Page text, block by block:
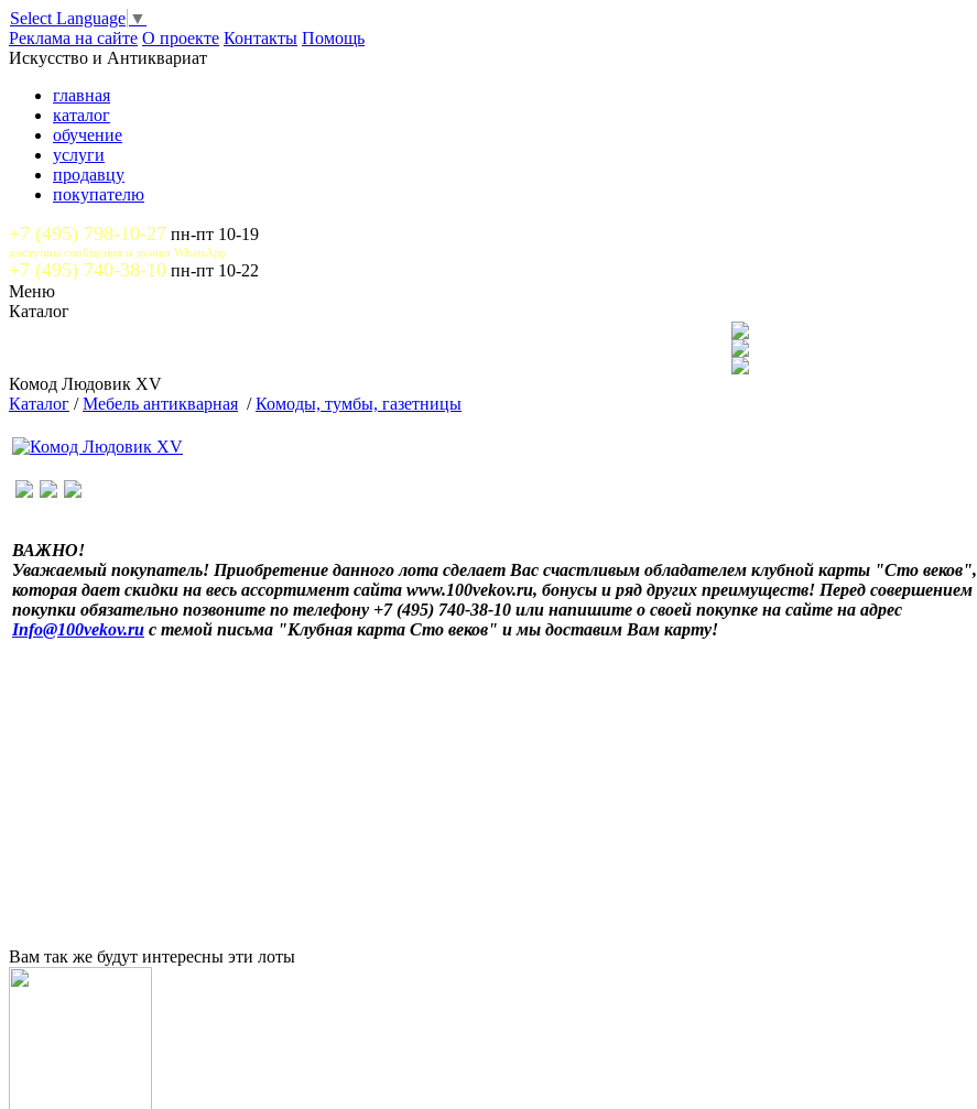
Select Language ▼
Реклама на сайте О проекте Контакты Помощь
Искусство и Антиквариат
главная
каталог
обучение
услуги
продавцу
покупателю
+7 (495) 798-10-27 пн-пт 10-19
доступны сообщения и звонки WhatsApp
+7 (495) 740-38-10 пн-пт 10-22
Меню
Каталог
Комод Людовик XV
Каталог /Мебель антикварная /Комоды, тумбы, газетницы
ВАЖНО!
Уважаемый покупатель! Приобретение данного лота сделает Вас счастливым обладателем клубной карты "Сто веков",
которая дает скидки на весь ассортимент сайта www.100vekov.ru, бонусы и ряд других преимуществ! Перед совершением
покупки обязательно позвоните по телефону +7 (495) 740-38-10 или напишите о своей покупке на сайте на адрес
Info@100vekov.ru с темой письма "Клубная карта Сто веков" и мы доставим Вам карту!
Вам так же будут интересны эти лоты